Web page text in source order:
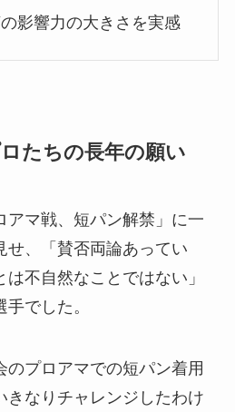
影響力の大きさを実感
たちの長年の願い
マ戦、短パン解禁」に一
せ、「賛否両論あってい
不自然なことではない」
でした。
プロアマでの短パン着用
きなりチャレンジしたわけ